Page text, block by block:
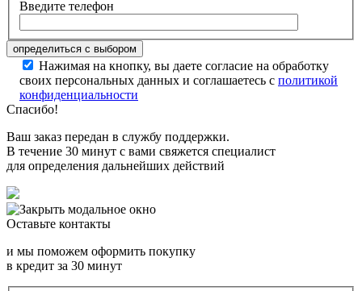
Введите телефон
Нажимая на кнопку, вы даете согласие на обработку
своих персональных данных и соглашаетесь с политикой
конфиденциальности
Спасибо!
Ваш заказ передан в службу поддержки.
В течение 30 минут с вами свяжется специалист
для определения дальнейших действий
Оставьте контакты
и мы поможем оформить покупку
в кредит за 30 минут